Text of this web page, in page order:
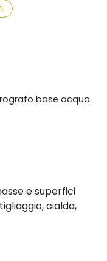
base acqua
e superfici
cialda,